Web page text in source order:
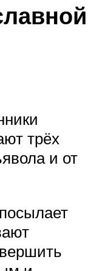
трёх
и от